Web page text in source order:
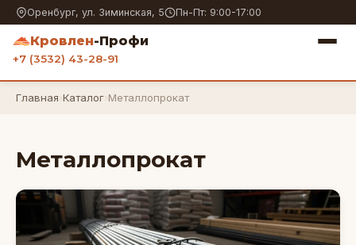
Оренбург, ул. Зиминская, 5 Пн-Пт: 9:00-17:00
Кровлен-Профи
+7 (3532) 43-28-91
Главная›Каталог›Металлопрокат
Металлопрокат